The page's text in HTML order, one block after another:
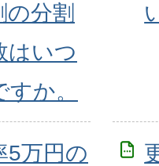
分割
はいつ
か。
5万円の